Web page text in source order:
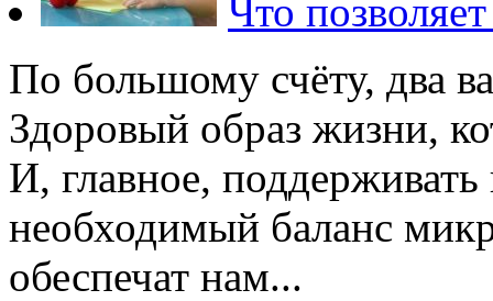
Что
По большому счёту, два
Здоровый образ жизни,
И, главное,
необходимый баланс
обеспечат нам...